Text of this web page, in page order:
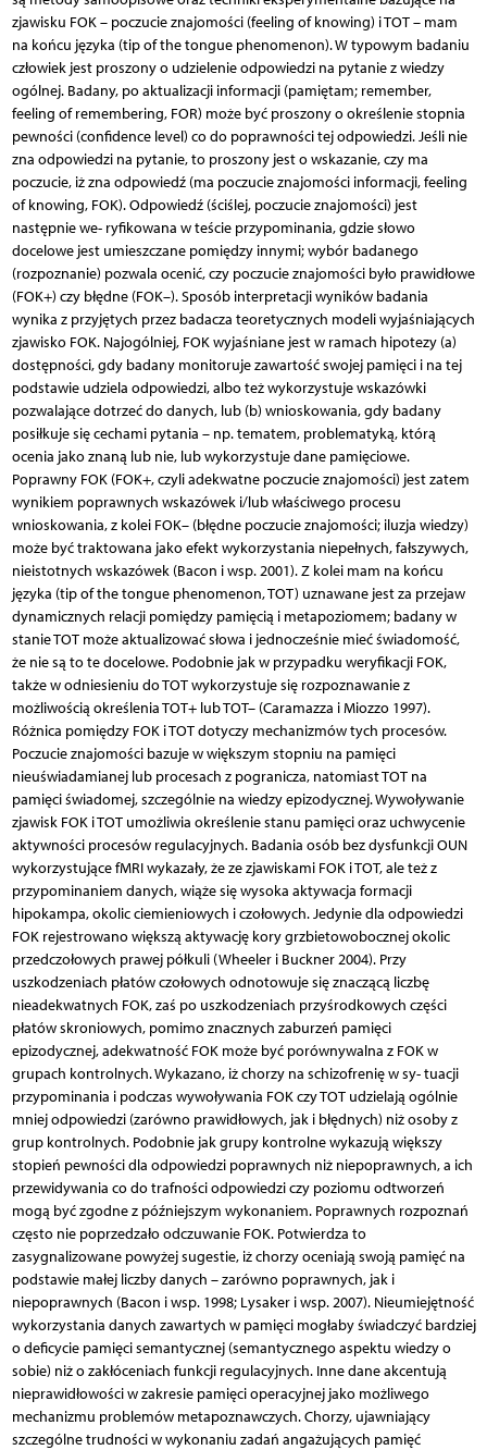
zjawisku FOK – poczucie znajomości (feeling of knowing) i TOT – mam
na końcu języka (tip of the tongue phenomenon). W typowym badaniu
człowiek jest proszony o udzielenie odpowiedzi na pytanie z wiedzy
ogólnej. Badany, po aktualizacji informacji (pamiętam; remember,
feeling of remembering, FOR) może być proszony o określenie stopnia
pewności (confidence level) co do poprawności tej odpowiedzi. Jeśli nie
zna odpowiedzi na pytanie, to proszony jest o wskazanie, czy ma
poczucie, iż zna odpowiedź (ma poczucie znajomości informacji, feeling
of knowing, FOK). Odpowiedź (ściślej, poczucie znajomości) jest
następnie we- ryfikowana w teście przypominania, gdzie słowo
docelowe jest umieszczane pomiędzy innymi; wybór badanego
(rozpoznanie) pozwala ocenić, czy poczucie znajomości było prawidłowe
(FOK+) czy błędne (FOK–). Sposób interpretacji wyników badania
wynika z przyjętych przez badacza teoretycznych modeli wyjaśniających
zjawisko FOK. Najogólniej, FOK wyjaśniane jest w ramach hipotezy (a)
dostępności, gdy badany monitoruje zawartość swojej pamięci i na tej
podstawie udziela odpowiedzi, albo też wykorzystuje wskazówki
pozwalające dotrzeć do danych, lub (b) wnioskowania, gdy badany
posiłkuje się cechami pytania – np. tematem, problematyką, którą
ocenia jako znaną lub nie, lub wykorzystuje dane pamięciowe.
Poprawny FOK (FOK+, czyli adekwatne poczucie znajomości) jest zatem
wynikiem poprawnych wskazówek i/lub właściwego procesu
wnioskowania, z kolei FOK– (błędne poczucie znajomości; iluzja wiedzy)
może być traktowana jako efekt wykorzystania niepełnych, fałszywych,
nieistotnych wskazówek (Bacon i wsp. 2001). Z kolei mam na końcu
języka (tip of the tongue phenomenon, TOT) uznawane jest za przejaw
dynamicznych relacji pomiędzy pamięcią i metapoziomem; badany w
stanie TOT może aktualizować słowa i jednocześnie mieć świadomość,
że nie są to te docelowe. Podobnie jak w przypadku weryfikacji FOK,
także w odniesieniu do TOT wykorzystuje się rozpoznawanie z
możliwością określenia TOT+ lub TOT– (Caramazza i Miozzo 1997).
Różnica pomiędzy FOK i TOT dotyczy mechanizmów tych procesów.
Poczucie znajomości bazuje w większym stopniu na pamięci
nieuświadamianej lub procesach z pogranicza, natomiast TOT na
pamięci świadomej, szczególnie na wiedzy epizodycznej. Wywoływanie
zjawisk FOK i TOT umożliwia określenie stanu pamięci oraz uchwycenie
aktywności procesów regulacyjnych. Badania osób bez dysfunkcji OUN
wykorzystujące fMRI wykazały, że ze zjawiskami FOK i TOT, ale też z
przypominaniem danych, wiąże się wysoka aktywacja formacji
hipokampa, okolic ciemieniowych i czołowych. Jedynie dla odpowiedzi
FOK rejestrowano większą aktywację kory grzbietowobocznej okolic
przedczołowych prawej półkuli (Wheeler i Buckner 2004). Przy
uszkodzeniach płatów czołowych odnotowuje się znaczącą liczbę
nieadekwatnych FOK, zaś po uszkodzeniach przyśrodkowych części
płatów skroniowych, pomimo znacznych zaburzeń pamięci
epizodycznej, adekwatność FOK może być porównywalna z FOK w
grupach kontrolnych. Wykazano, iż chorzy na schizofrenię w sy- tuacji
przypominania i podczas wywoływania FOK czy TOT udzielają ogólnie
mniej odpowiedzi (zarówno prawidłowych, jak i błędnych) niż osoby z
grup kontrolnych. Podobnie jak grupy kontrolne wykazują większy
stopień pewności dla odpowiedzi poprawnych niż niepoprawnych, a ich
przewidywania co do trafności odpowiedzi czy poziomu odtworzeń
mogą być zgodne z późniejszym wykonaniem. Poprawnych rozpoznań
często nie poprzedzało odczuwanie FOK. Potwierdza to
zasygnalizowane powyżej sugestie, iż chorzy oceniają swoją pamięć na
podstawie małej liczby danych – zarówno poprawnych, jak i
niepoprawnych (Bacon i wsp. 1998; Lysaker i wsp. 2007). Nieumiejętność
wykorzystania danych zawartych w pamięci mogłaby świadczyć bardziej
o deficycie pamięci semantycznej (semantycznego aspektu wiedzy o
sobie) niż o zakłóceniach funkcji regulacyjnych. Inne dane akcentują
nieprawidłowości w zakresie pamięci operacyjnej jako możliwego
mechanizmu problemów metapoznawczych. Chorzy, ujawniający
szczególne trudności w wykonaniu zadań angażujących pamięć